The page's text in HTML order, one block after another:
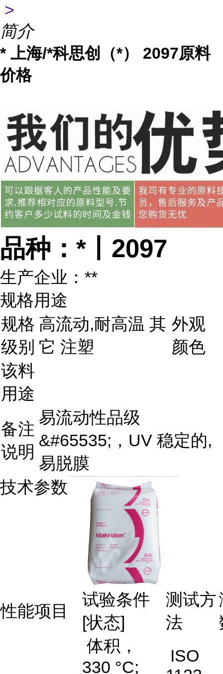
>
简介
* 上海/*科思创（*） 2097原料
价格
品种：*丨2097
生产企业：**
规格用途
规格
级别
高流动,耐高温 其
它 注塑
外观
颜色
该料
用途
备注
说明
易流动性品级
&#65535;，UV 稳定的,
易脱膜
技术参数
性能项目
试验条件
[状态]
测试方
法
体积，
330 °C;
ISO